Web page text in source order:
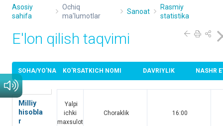
Asosiy
sahifa
Ochiq
ma'lumotlar
Sanoat
Rasmiy
statistika
E'lon qilish taqvimi
SOHA/YO'NALISH
Milliy
hisobla
r
KO'RSATKICH NOMI DAVRIYLIK NASHR
Yalpi
ichki
maxsulot
Choraklik 16:00